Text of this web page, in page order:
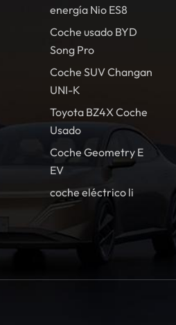
energía Nio ES8
Coche usado BYD
Song Pro
Coche SUV Changan
UNI-K
Toyota BZ4X Coche
Usado
Coche Geometry E
EV
coche eléctrico li